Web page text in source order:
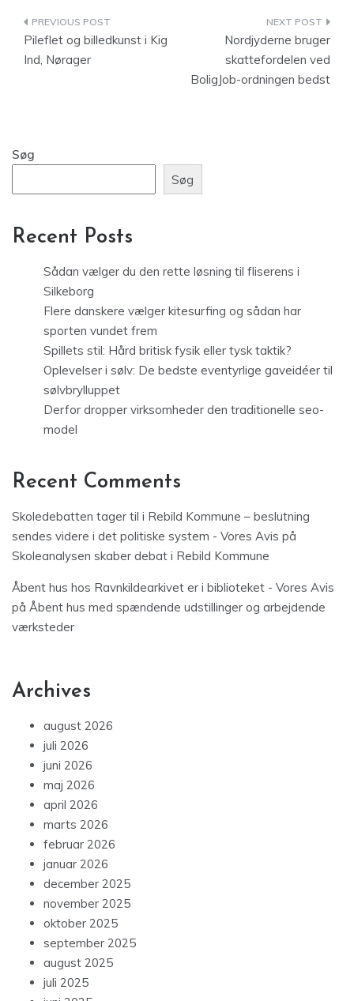
Indlægsnavigation
Pileflet og billedkunst i Kig
Ind, Nørager
Nordjyderne bruger
skattefordelen ved
BoligJob-ordningen bedst
Søg
Søg
Recent Posts
Sådan vælger du den rette løsning til fliserens i
Silkeborg
Flere danskere vælger kitesurfing og sådan har
sporten vundet frem
Spillets stil: Hård britisk fysik eller tysk taktik?
Oplevelser i sølv: De bedste eventyrlige gaveidéer til
sølvbrylluppet
Derfor dropper virksomheder den traditionelle seo-
model
Recent Comments
Skoledebatten tager til i Rebild Kommune – beslutning
sendes videre i det politiske system - Vores Avis på
Skoleanalysen skaber debat i Rebild Kommune
Åbent hus hos Ravnkildearkivet er i biblioteket - Vores Avis
på Åbent hus med spændende udstillinger og arbejdende
værksteder
Archives
august 2026
juli 2026
juni 2026
maj 2026
april 2026
marts 2026
februar 2026
januar 2026
december 2025
november 2025
oktober 2025
september 2025
august 2025
juli 2025